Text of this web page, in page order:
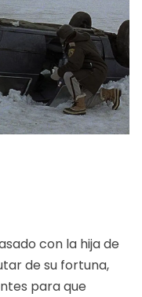
con la hija de
de su fortuna,
para que